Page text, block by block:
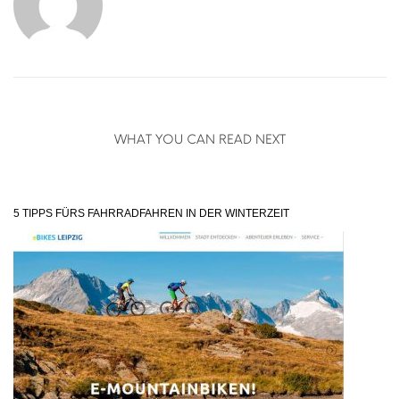
WHAT YOU CAN READ NEXT
5 TIPPS FÜRS FAHRRADFAHREN IN DER WINTERZEIT